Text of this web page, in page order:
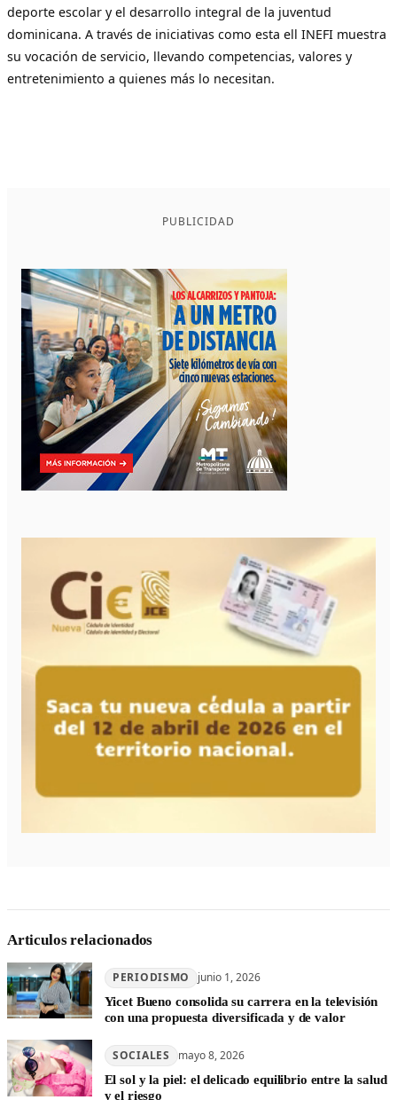
deporte escolar y el desarrollo integral de la juventud
dominicana. A través de iniciativas como esta ell INEFI muestra
su vocación de servicio, llevando competencias, valores y
entretenimiento a quienes más lo necesitan.
PUBLICIDAD
Articulos relacionados
PERIODISMO junio 1, 2026
Yicet Bueno consolida su carrera en la televisión
con una propuesta diversificada y de valor
SOCIALES mayo 8, 2026
El sol y la piel: el delicado equilibrio entre la salud
y el riesgo